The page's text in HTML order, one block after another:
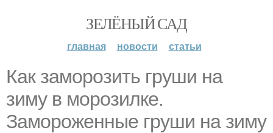
ЗЕЛЁНЫЙ САД
главная новости статьи
Как заморозить груши на
зиму в морозилке.
Замороженные груши на зиму